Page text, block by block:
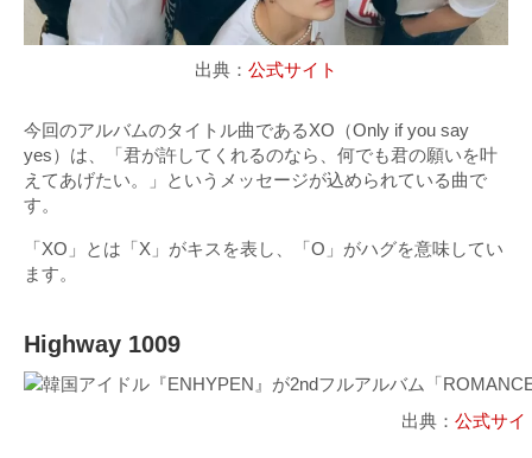
出典： 公式サイト
今回のアルバムのタイトル曲であるXO（Only if you say
yes）は、「君が許してくれるのなら、何でも君の願いを叶
えてあげたい。」というメッセージが込められている曲で
す。
「XO」とは「X」がキスを表し、「O」がハグを意味してい
ます。
Highway 1009
出典： 公式サイ